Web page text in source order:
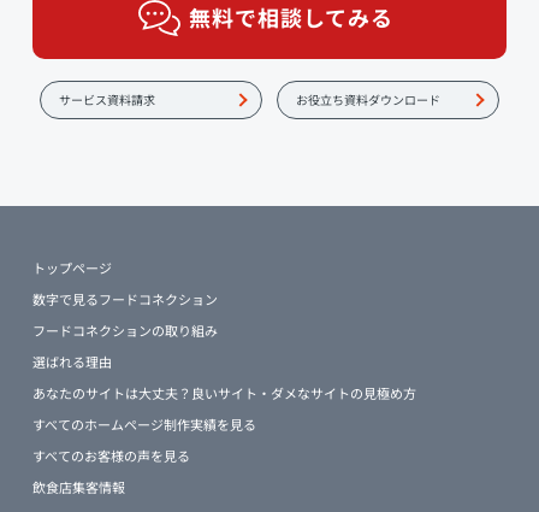
無料で相談してみる
サービス資料請求 お役立ち資料ダウンロード
トップページ
数字で見るフードコネクション
フードコネクションの取り組み
選ばれる理由
あなたのサイトは大丈夫？良いサイト・ダメなサイトの見極め方
すべてのホームページ制作実績を見る
すべてのお客様の声を見る
飲食店集客情報